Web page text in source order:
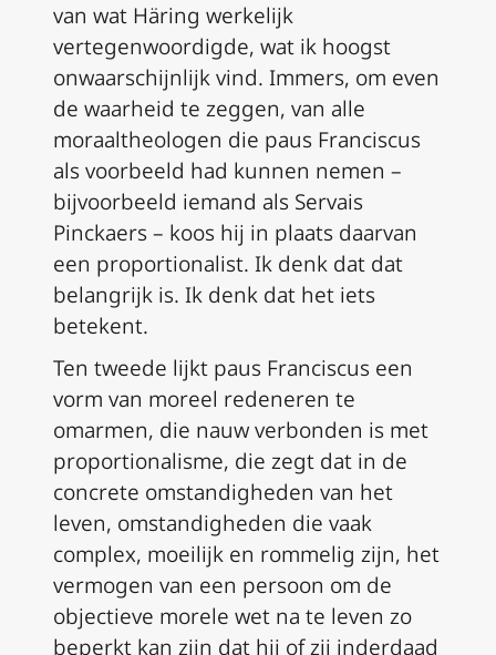
van wat Häring werkelijk
vertegenwoordigde, wat ik hoogst
onwaarschijnlijk vind. Immers, om even
de waarheid te zeggen, van alle
moraaltheologen die paus Franciscus
als voorbeeld had kunnen nemen –
bijvoorbeeld iemand als Servais
Pinckaers – koos hij in plaats daarvan
een proportionalist. Ik denk dat dat
belangrijk is. Ik denk dat het iets
betekent.
Ten tweede lijkt paus Franciscus een
vorm van moreel redeneren te
omarmen, die nauw verbonden is met
proportionalisme, die zegt dat in de
concrete omstandigheden van het
leven, omstandigheden die vaak
complex, moeilijk en rommelig zijn, het
vermogen van een persoon om de
objectieve morele wet na te leven zo
beperkt kan zijn dat hij of zij inderdaad